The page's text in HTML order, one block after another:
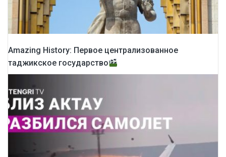
Amazing History: Первое централизованное
таджикское государство